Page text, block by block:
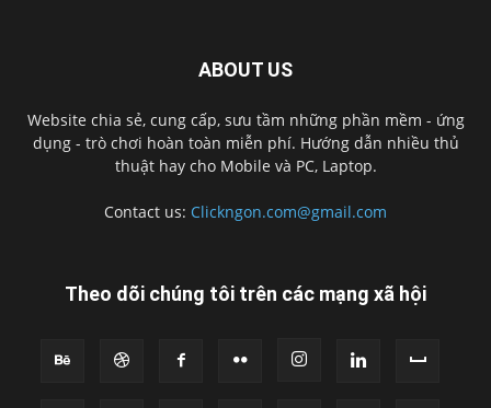
ABOUT US
Website chia sẻ, cung cấp, sưu tầm những phần mềm - ứng
dụng - trò chơi hoàn toàn miễn phí. Hướng dẫn nhiều thủ
thuật hay cho Mobile và PC, Laptop.
Contact us: Clickngon.com@gmail.com
Theo dõi chúng tôi trên các mạng xã hội